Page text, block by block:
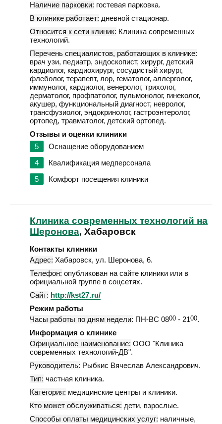
Наличие парковки: гостевая парковка.
В клинике работает: дневной стационар.
Относится к сети клиник: Клиника современных
технологий.
Перечень специалистов, работающих в клинике:
врач узи, педиатр, эндоскопист, хирург, детский
кардиолог, кардиохирург, сосудистый хирург,
флеболог, терапевт, лор, гематолог, аллерголог,
иммунолог, кардиолог, венеролог, трихолог,
дерматолог, профпатолог, пульмонолог, гинеколог,
акушер, функциональный диагност, невролог,
трансфузиолог, эндокринолог, гастроэнтеролог,
ортопед, травматолог, детский ортопед.
Отзывы и оценки клиники
5
Оснащение оборудованием
4
Квалификация медперсонала
5
Комфорт посещения клиники
Клиника современных технологий на
Шеронова, Хабаровск
Контакты клиники
Адрес: Хабаровск, ул. Шеронова, 6.
Телефон: опубликован на сайте клиники или в
официальной группе в соцсетях.
Сайт: http://kst27.ru/
Режим работы
Часы работы по дням недели: ПН-ВС 0800 - 2100.
Информация о клинике
Официальное наименование: ООО "Клиника
современных технологий-ДВ".
Руководитель: Рыбкис Вячеслав Александрович.
Тип: частная клиника.
Категория: медицинские центры и клиники.
Кто может обслуживаться: дети, взрослые.
Способы оплаты медицинских услуг: наличные,